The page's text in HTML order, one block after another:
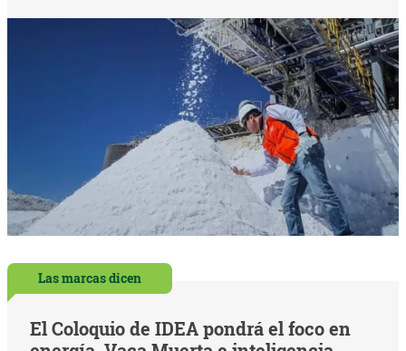
Las marcas dicen
El Coloquio de IDEA pondrá el foco en